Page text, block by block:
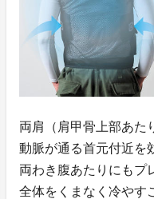
両肩（肩甲骨上部あた
動脈が通る首元付近を
両わき腹あたりにもプ
全体をくまなく冷やす